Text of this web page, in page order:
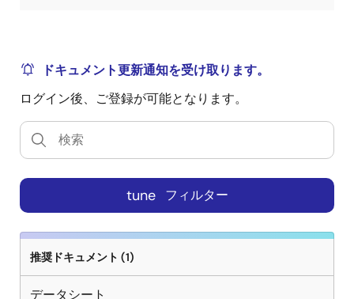
ドキュメント更新通知を受け取ります。
ログイン後、ご登録が可能となります。
tune フィルター
推奨ドキュメント (1)
データシート